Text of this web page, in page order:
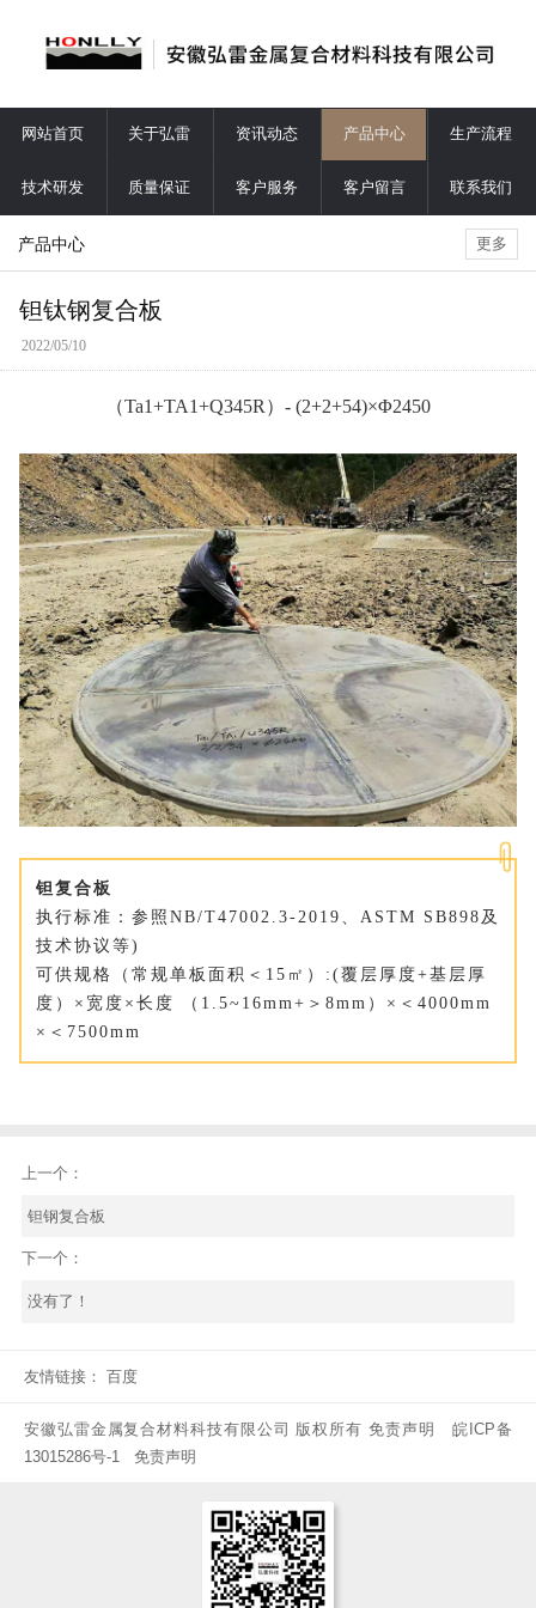
网站首页 关于弘雷 资讯动态 产品中心 生产流程
技术研发 质量保证 客户服务 客户留言 联系我们
更多
产品中心
钽钛钢复合板
2022/05/10
（Ta1+TA1+Q345R）- (2+2+54)×Φ2450
钽复合板
执行标准：参照NB/T47002.3-2019、ASTM SB898及
技术协议等)
可供规格（常规单板面积＜15 ㎡ ）:(覆层厚度+基层厚
度）×宽度×长度 （1.5~16mm+＞8mm）×＜4000mm
×＜7500mm
上一个：
钽钢复合板
下一个：
没有了！
友情链接： 百度
安徽弘雷金属复合材料科技有限公司 版权所有 免责声明皖ICP备
13015286号-1
免责声明